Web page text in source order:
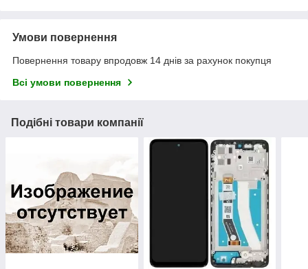
Умови повернення
Повернення товару впродовж 14 днів за рахунок покупця
Всі умови повернення
Подібні товари компанії